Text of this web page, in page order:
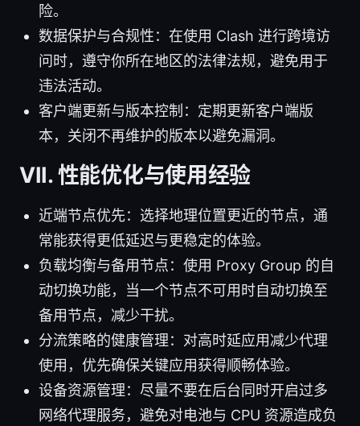
险。
数据保护与合规性：在使用 Clash 进行跨境访
问时，遵守你所在地区的法律法规，避免用于
违法活动。
客户端更新与版本控制：定期更新客户端版
本，关闭不再维护的版本以避免漏洞。
VII. 性能优化与使用经验
近端节点优先：选择地理位置更近的节点，通
常能获得更低延迟与更稳定的体验。
负载均衡与备用节点：使用 Proxy Group 的自
动切换功能，当一个节点不可用时自动切换至
备用节点，减少干扰。
分流策略的健康管理：对高时延应用减少代理
使用，优先确保关键应用获得顺畅体验。
设备资源管理：尽量不要在后台同时开启过多
网络代理服务，避免对电池与 CPU 资源造成负